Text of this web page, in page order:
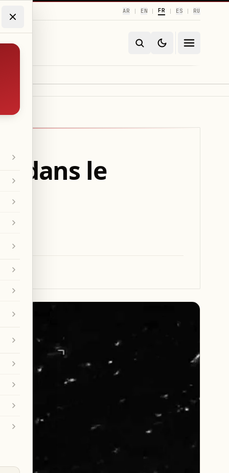
AR | EN | FR | ES | RU
dans le